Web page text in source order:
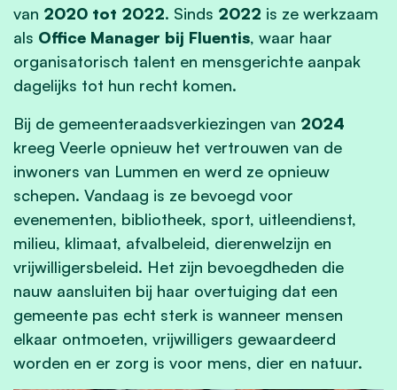
van 2020 tot 2022. Sinds 2022 is ze werkzaam
als Office Manager bij Fluentis, waar haar
organisatorisch talent en mensgerichte aanpak
dagelijks tot hun recht komen.
Bij de gemeenteraadsverkiezingen van 2024
kreeg Veerle opnieuw het vertrouwen van de
inwoners van Lummen en werd ze opnieuw
schepen. Vandaag is ze bevoegd voor
evenementen, bibliotheek, sport, uitleendienst,
milieu, klimaat, afvalbeleid, dierenwelzijn en
vrijwilligersbeleid. Het zijn bevoegdheden die
nauw aansluiten bij haar overtuiging dat een
gemeente pas echt sterk is wanneer mensen
elkaar ontmoeten, vrijwilligers gewaardeerd
worden en er zorg is voor mens, dier en natuur.